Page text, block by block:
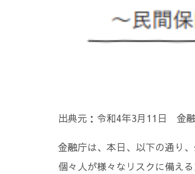
出典元：令和4年3月11日 金
金融庁は、本日、以下の通り
個々人が様々なリスクに備え